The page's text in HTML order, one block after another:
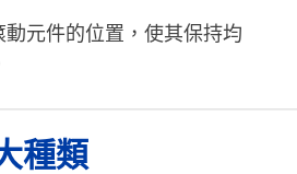
元件的位置，使其保持均
種類